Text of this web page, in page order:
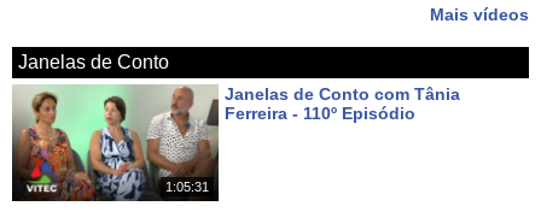
Mais vídeos
Janelas de Conto
1:05:31
Janelas de Conto com Tânia
Ferreira - 110º Episódio